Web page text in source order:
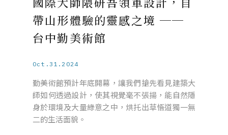
帶山形體驗的靈感之境 ──
台中勤美術館
Oct.31.2024
勤美術館預計年底開幕，讓我們搶先看見建築大
師如何透過設計，使其視覺毫不張揚，能自然隱
身於環境及大量綠意之中，烘托出草悟道獨一無
二的生活面貌。